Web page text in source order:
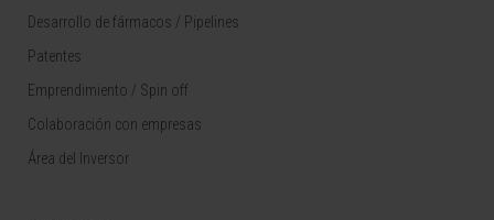
Desarrollo de fármacos / Pipelines
Patentes
Emprendimiento / Spin off
Colaboración con empresas
Área del Inversor